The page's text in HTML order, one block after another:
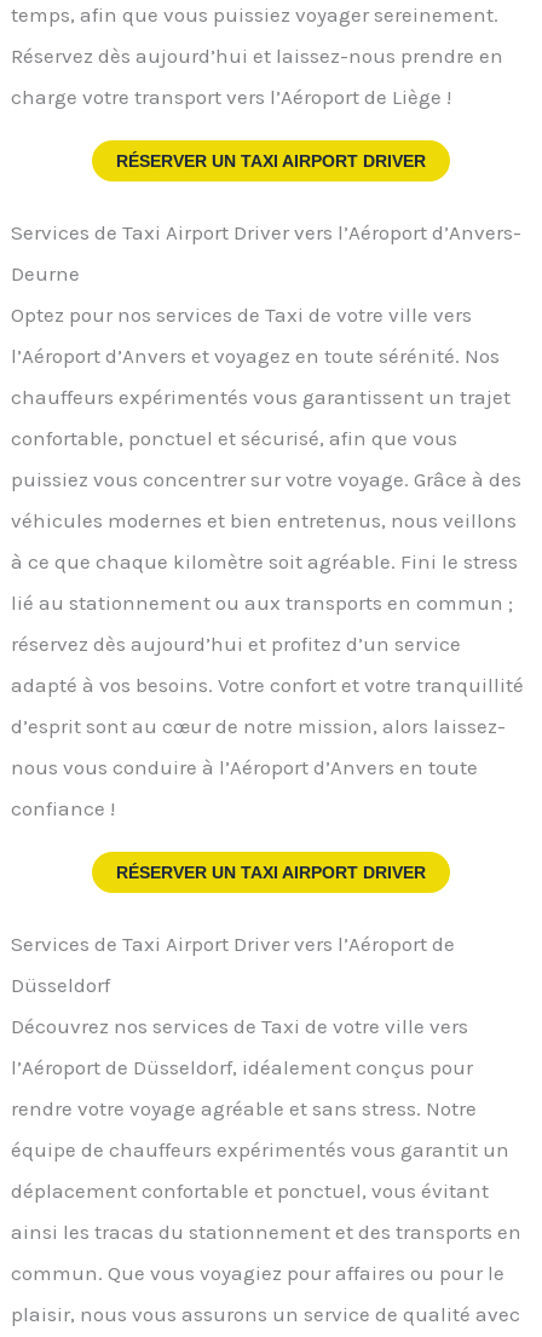
temps, afin que vous puissiez voyager sereinement.
Réservez dès aujourd’hui et laissez-nous prendre en
charge votre transport vers l’Aéroport de Liège !
RÉSERVER UN TAXI AIRPORT DRIVER
Services de Taxi Airport Driver vers l’Aéroport d’Anvers-
Deurne
Optez pour nos services de Taxi de votre ville vers
l’Aéroport d’Anvers et voyagez en toute sérénité. Nos
chauffeurs expérimentés vous garantissent un trajet
confortable, ponctuel et sécurisé, afin que vous
puissiez vous concentrer sur votre voyage. Grâce à des
véhicules modernes et bien entretenus, nous veillons
à ce que chaque kilomètre soit agréable. Fini le stress
lié au stationnement ou aux transports en commun ;
réservez dès aujourd’hui et profitez d’un service
adapté à vos besoins. Votre confort et votre tranquillité
d’esprit sont au cœur de notre mission, alors laissez-
nous vous conduire à l’Aéroport d’Anvers en toute
confiance !
RÉSERVER UN TAXI AIRPORT DRIVER
Services de Taxi Airport Driver vers l’Aéroport de
Düsseldorf
Découvrez nos services de Taxi de votre ville vers
l’Aéroport de Düsseldorf, idéalement conçus pour
rendre votre voyage agréable et sans stress. Notre
équipe de chauffeurs expérimentés vous garantit un
déplacement confortable et ponctuel, vous évitant
ainsi les tracas du stationnement et des transports en
commun. Que vous voyagiez pour affaires ou pour le
plaisir, nous vous assurons un service de qualité avec